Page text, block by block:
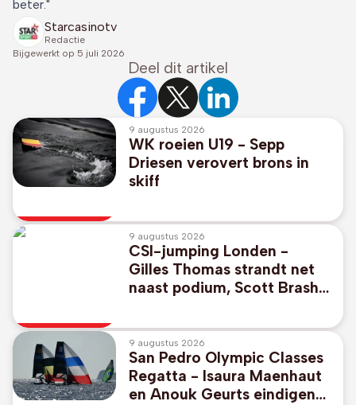
beter."
Starcasinotv
Redactie
Bijgewerkt op 5 juli 2026
Deel dit artikel
9 augustus 2026
WK roeien U19 - Sepp
Driesen verovert brons in
skiff
9 augustus 2026
CSI-jumping Londen -
Gilles Thomas strandt net
naast podium, Scott Brash
9 augustus 2026
San Pedro Olympic Classes
Regatta - Isaura Maenhaut
en Anouk Geurts eindigen